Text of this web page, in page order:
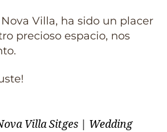
Nova Villa, ha sido un placer
precioso espacio, nos
Villa Sitges
Wedding